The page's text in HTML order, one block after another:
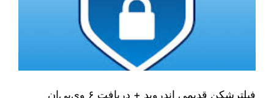
فیلترشکن قدیمی اندروید + دریافت ۶ وی‌پی‌ان